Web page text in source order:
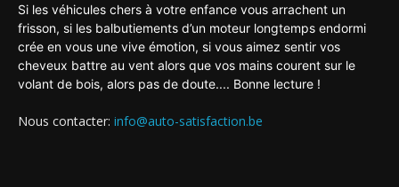
Si les véhicules chers à votre enfance vous arrachent un
frisson, si les balbutiements d’un moteur longtemps endormi
crée en vous une vive émotion, si vous aimez sentir vos
cheveux battre au vent alors que vos mains courent sur le
volant de bois, alors pas de doute.... Bonne lecture !
Nous contacter: info@auto-satisfaction.be